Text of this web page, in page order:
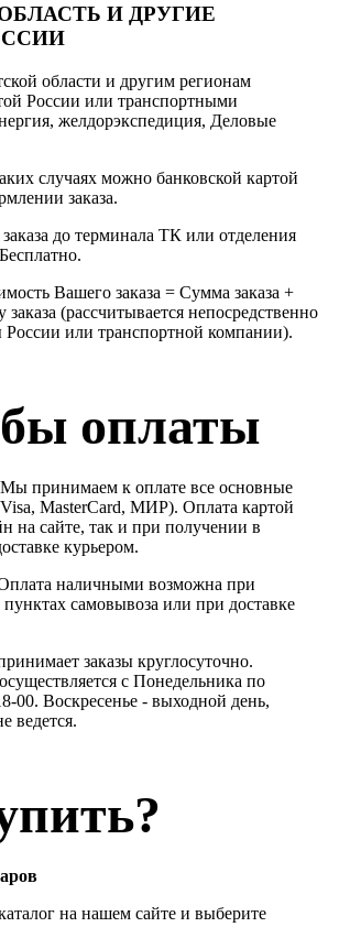
И ДРУГИЕ
области и другим регионам
России или транспортными
желдорэкспедиция, Деловые
случаях можно банковской картой
заказа.
заказа до терминала ТК или отделения
Вашего заказа = Сумма заказа +
заказа (рассчитывается непосредственно
России или транспортной компании).
оплаты
Мы принимаем к оплате все основные
MasterCard, МИР). Оплата картой
на сайте, так и при получении в
курьером.
наличными возможна при
пунктах самовывоза или при доставке
заказы круглосуточно.
осуществляется с Понедельника по
00. Воскресенье - выходной день,
ведется.
на нашем сайте и выберите